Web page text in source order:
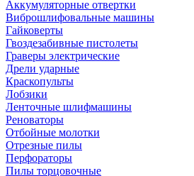
Аккумуляторные отвертки
Виброшлифовальные машины
Гайковерты
Гвоздезабивные пистолеты
Граверы электрические
Дрели ударные
Краскопульты
Лобзики
Ленточные шлифмашины
Реноваторы
Отбойные молотки
Отрезные пилы
Перфораторы
Пилы торцовочные